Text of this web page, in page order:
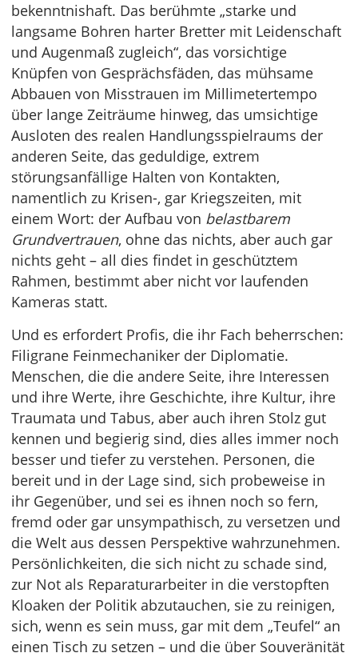
bekenntnishaft. Das berühmte „starke und
langsame Bohren harter Bretter mit Leidenschaft
und Augenmaß zugleich“, das vorsichtige
Knüpfen von Gesprächsfäden, das mühsame
Abbauen von Misstrauen im Millimetertempo
über lange Zeiträume hinweg, das umsichtige
Ausloten des realen Handlungsspielraums der
anderen Seite, das geduldige, extrem
störungsanfällige Halten von Kontakten,
namentlich zu Krisen-, gar Kriegszeiten, mit
einem Wort: der Aufbau von belastbarem
Grundvertrauen, ohne das nichts, aber auch gar
nichts geht – all dies findet in geschütztem
Rahmen, bestimmt aber nicht vor laufenden
Kameras statt.
Und es erfordert Profis, die ihr Fach beherrschen:
Filigrane Feinmechaniker der Diplomatie.
Menschen, die die andere Seite, ihre Interessen
und ihre Werte, ihre Geschichte, ihre Kultur, ihre
Traumata und Tabus, aber auch ihren Stolz gut
kennen und begierig sind, dies alles immer noch
besser und tiefer zu verstehen. Personen, die
bereit und in der Lage sind, sich probeweise in
ihr Gegenüber, und sei es ihnen noch so fern,
fremd oder gar unsympathisch, zu versetzen und
die Welt aus dessen Perspektive wahrzunehmen.
Persönlichkeiten, die sich nicht zu schade sind,
zur Not als Reparaturarbeiter in die verstopften
Kloaken der Politik abzutauchen, sie zu reinigen,
sich, wenn es sein muss, gar mit dem „Teufel“ an
einen Tisch zu setzen – und die über Souveränität